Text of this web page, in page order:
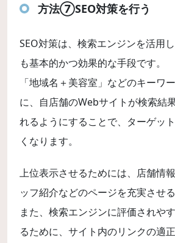
方法⑦SEO対策を行う
SEO対策は、検索エンジンを活用
も基本的かつ効果的な手段です。
「地域名＋美容室」などのキーワ
に、自店舗のWebサイトが検索結
れるようにすることで、ターゲッ
くなります。
上位表示させるためには、店舗情
ッフ紹介などのページを充実させ
また、検索エンジンに評価されや
るために、サイト内のリンクの適